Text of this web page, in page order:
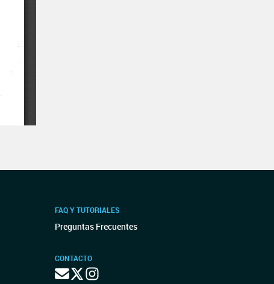
FAQ Y TUTORIALES
Preguntas Frecuentes
CONTACTO